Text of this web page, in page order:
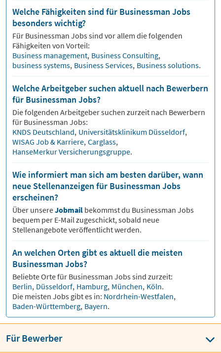
Welche Fähigkeiten sind für Businessman Jobs
besonders wichtig?
Für Businessman Jobs sind vor allem die folgenden
Fähigkeiten von Vorteil:
Business management, Business Consulting,
business systems, Business Services, Business solutions.
Welche Arbeitgeber suchen aktuell nach Bewerbern
für Businessman Jobs?
Die folgenden Arbeitgeber suchen zurzeit nach Bewerbern
für Businessman Jobs:
KNDS Deutschland, Universitätsklinikum Düsseldorf,
WISAG Job & Karriere, Carglass,
HanseMerkur Versicherungsgruppe.
Wie informiert man sich am besten darüber, wann
neue Stellenanzeigen für Businessman Jobs
erscheinen?
Über unsereJobmail bekommst du Businessman Jobs
bequem per E-Mail zugeschickt, sobald neue
Stellenangebote veröffentlicht werden.
An welchen Orten gibt es aktuell die meisten
Businessman Jobs?
Beliebte Orte für Businessman Jobs sind zurzeit:
Berlin, Düsseldorf, Hamburg, München, Köln.
Die meisten Jobs gibt es in: Nordrhein-Westfalen,
Baden-Württemberg, Bayern.
Für Bewerber